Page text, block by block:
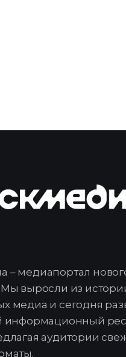
– медиапортал
выросли из
медиа и сегодня
информационный
аудитории